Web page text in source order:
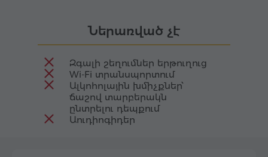
Ներառված չէ
Զգալի շեղումներ երթուղուց
Wi-Fi տրանսպորտում
Ալկոհոլային խմիչքներ՝
ճաշով տարբերակն
ընտրելու դեպքում
Աուդիոգիդեր